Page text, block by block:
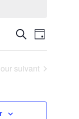
Recherche
et
de
Évènements
Recherche
de
vues
Jour
suivant